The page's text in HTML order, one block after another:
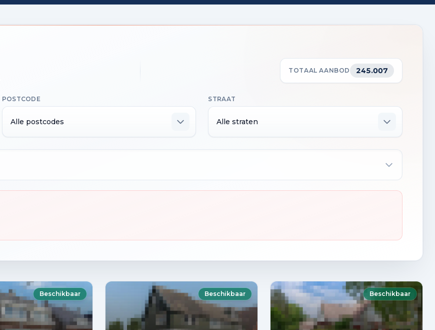
TOTAAL AANBOD 245.007
POSTCODE
Alle postcodes
STRAAT
Alle straten
Beschikbaar Beschikbaar Beschikbaar